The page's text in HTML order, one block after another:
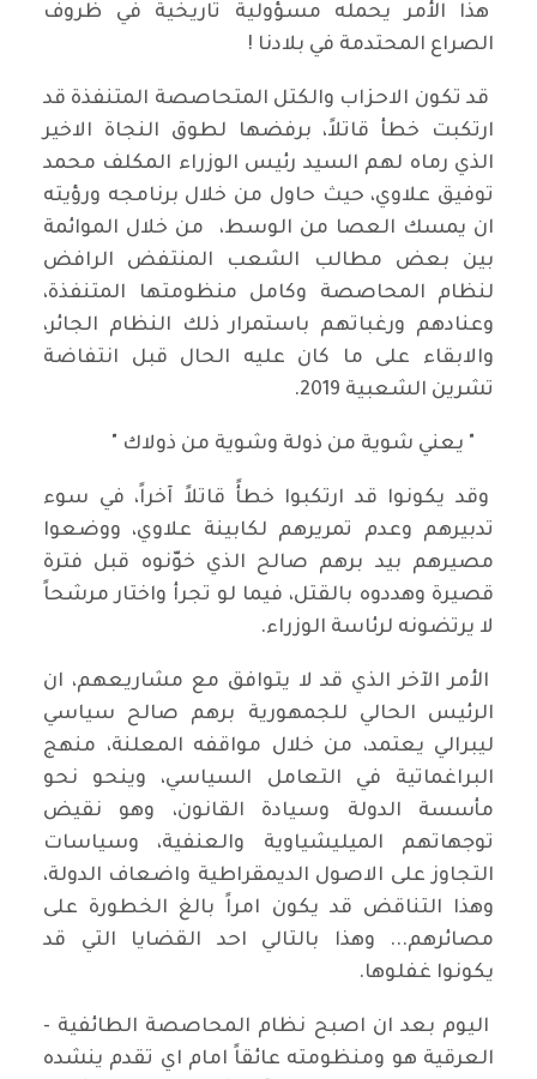
هذا الأمر يحمله مسؤولية تاريخية في ظروف
الصراع المحتدمة في بلادنا !
قد تكون الاحزاب والكتل المتحاصصة المتنفذة قد
ارتكبت خطأ قاتلاً، برفضها لطوق النجاة الاخير
الذي رماه لهم السيد رئيس الوزراء المكلف محمد
توفيق علاوي، حيث حاول من خلال برنامجه ورؤيته
ان يمسك العصا من الوسط، من خلال الموائمة
بين بعض مطالب الشعب المنتفض الرافض
لنظام المحاصصة وكامل منظومتها المتنفذة،
وعنادهم ورغباتهم باستمرار ذلك النظام الجائر،
والابقاء على ما كان عليه الحال قبل انتفاضة
تشرين الشعبية 2019.
" يعني شوية من ذولة وشوية من ذولاك "
وقد يكونوا قد ارتكبوا خطأً قاتلاً آخراً، في سوء
تدبيرهم وعدم تمريرهم لكابينة علاوي، ووضعوا
مصيرهم بيد برهم صالح الذي خوّنوه قبل فترة
قصيرة وهددوه بالقتل، فيما لو تجرأ واختار مرشحاً
لا يرتضونه لرئاسة الوزراء.
الأمر الآخر الذي قد لا يتوافق مع مشاريعهم، ان
الرئيس الحالي للجمهورية برهم صالح سياسي
ليبرالي يعتمد، من خلال مواقفه المعلنة، منهج
البراغماتية في التعامل السياسي، وينحو نحو
مأسسة الدولة وسيادة القانون، وهو نقيض
توجهاتهم الميليشياوية والعنفية، وسياسات
التجاوز على الاصول الديمقراطية واضعاف الدولة،
وهذا التناقض قد يكون امراً بالغ الخطورة على
مصائرهم... وهذا بالتالي احد القضايا التي قد
يكونوا غفلوها.
اليوم بعد ان اصبح نظام المحاصصة الطائفية -
العرقية هو ومنظومته عائقاً امام اي تقدم ينشده